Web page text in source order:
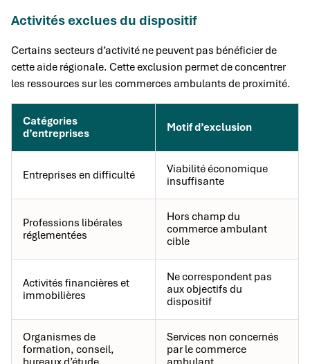
Activités exclues du dispositif
Certains secteurs d’activité ne peuvent pas bénéficier de
cette aide régionale. Cette exclusion permet de concentrer
les ressources sur les commerces ambulants de proximité.
Catégories
d’entreprises
Motif d’exclusion
Entreprises en difficulté
Viabilité économique
insuffisante
Professions libérales
réglementées
Hors champ du
commerce ambulant
cible
Activités financières et
immobilières
Ne correspondent pas
aux objectifs du
dispositif
Organismes de
formation, conseil,
Services non concernés
par le commerce